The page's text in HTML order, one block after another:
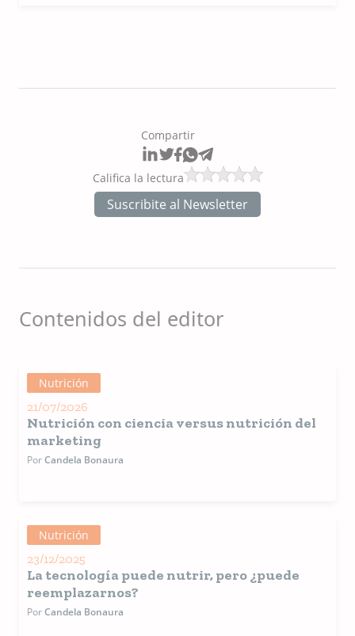
Patología General, Clínica
Electrónica, Producción
Porcina, Reproducción
Animal. Realizó
numerosos trabajos de
investigación individual y
en grupos en diferentes
especies como bovinos,
cursos de grado y
pequeños animales,
dictado de cursos,
Compartir
Califica la lectura
Suscribite al Newsletter
Contenidos del editor
Nutrición
21/07/2026
Nutrición con ciencia versus nutrición del
marketing
PorCandela Bonaura
Nutrición
23/12/2025
La tecnología puede nutrir, pero ¿puede
reemplazarnos?
PorCandela Bonaura